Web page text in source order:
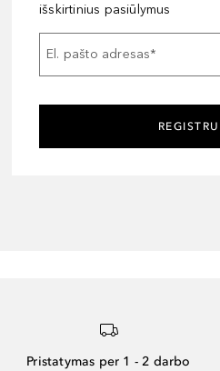
išskirtinius pasiūlymus
El. pašto adresas*
Pristatymas per 1 - 2 darbo